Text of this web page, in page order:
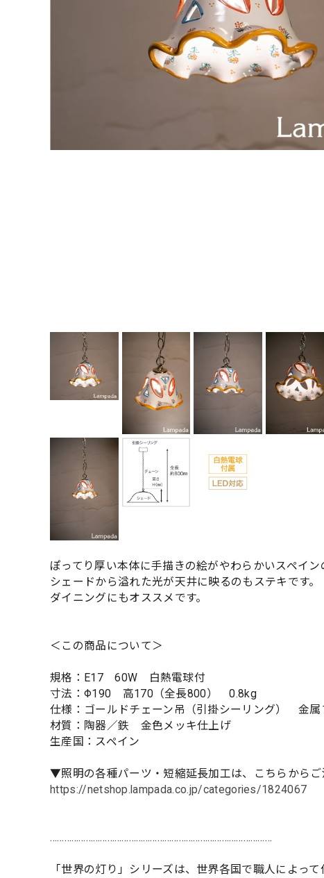
ぽってり厚い本体に手描きの絵がやわらかいスペイン
シェードから溢れた光が天井に映るのもステキです。
ダイニングにもオススメです。
＜この商品について＞
規格：E17 60W 白熱電球付
寸法：Φ190 高170（全長800） 0.8kg
仕様：ゴールドチェーン吊（引掛シーリング） 金属
材質：陶器／鉄 金色メッキ仕上げ
生産国：スペイン
▼照明の各種パーツ・短縮延長加工は、こちらから
https://netshop.lampada.co.jp/categories/1824067
…………………………………………………………………………………
「世界の灯り」シリーズは、世界各国で職人によっ